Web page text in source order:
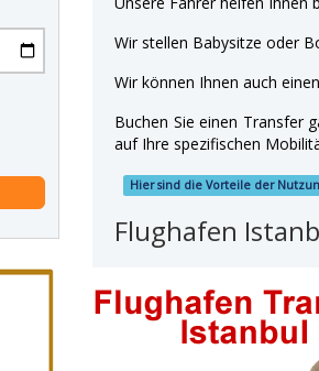
Wir stellen Babysitze oder
Wir können Ihnen auch
Buchen Sie einen Transfer
auf Ihre spezifischen
Hier sind die Vorteile der
Flughafen